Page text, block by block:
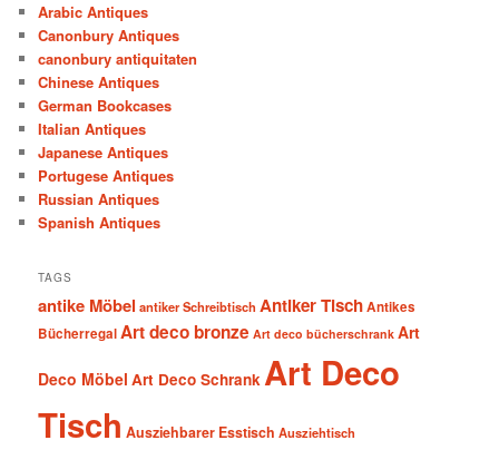
Arabic Antiques
Canonbury Antiques
canonbury antiquitaten
Chinese Antiques
German Bookcases
Italian Antiques
Japanese Antiques
Portugese Antiques
Russian Antiques
Spanish Antiques
TAGS
antike Möbel antiker Schreibtisch Antiker TischAntikes
BücherregalArt deco bronze Art deco bücherschrank Art
Deco Möbel Art Deco Schrank Art Deco
Tisch Ausziehbarer Esstisch Ausziehtisch